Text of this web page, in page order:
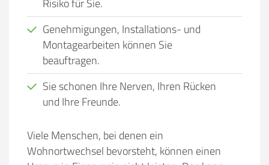
Risiko für Sie.
Genehmigungen, Installations- und
Montagearbeiten können Sie
beauftragen.
Sie schonen Ihre Nerven, Ihren Rücken
und Ihre Freunde.
Viele Menschen, bei denen ein
Wohnortwechsel bevorsteht, können einen